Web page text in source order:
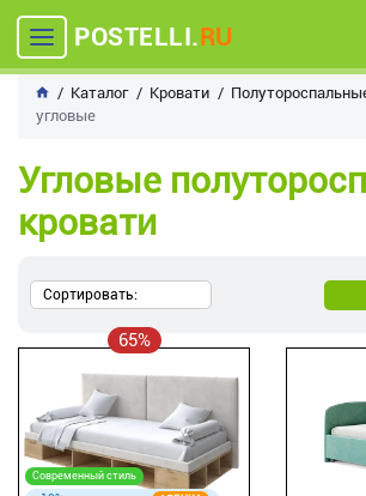
POSTELLI.RU
Каталог Кровати
угловые
Угловые
кровати
Сортировать:
65%
Современный стиль